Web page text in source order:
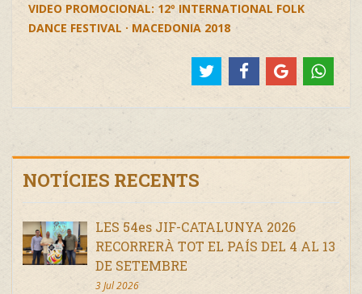
VIDEO PROMOCIONAL: 12º INTERNATIONAL FOLK
DANCE FESTIVAL · MACEDONIA 2018
NOTÍCIES RECENTS
LES 54es JIF-CATALUNYA 2026
RECORRERÀ TOT EL PAÍS DEL 4 AL 13
DE SETEMBRE
3 Jul 2026